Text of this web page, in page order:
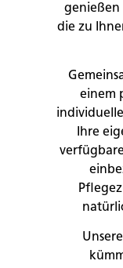
genießen
die zu
einem
Ihre